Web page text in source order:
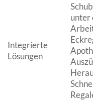
Integrierte
Lösungen
unter